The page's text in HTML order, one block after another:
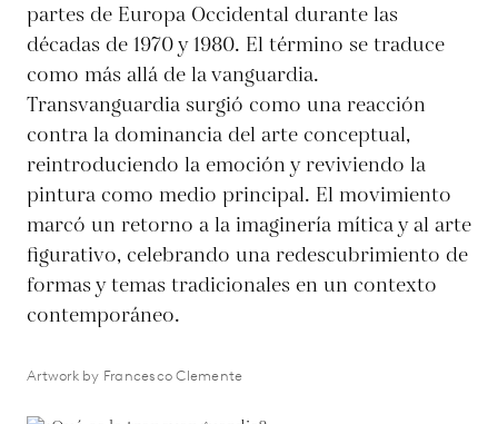
partes de Europa Occidental durante las
décadas de 1970 y 1980. El término se traduce
como más allá de la vanguardia.
Transvanguardia surgió como una reacción
contra la dominancia del arte conceptual,
reintroduciendo la emoción y reviviendo la
pintura como medio principal. El movimiento
marcó un retorno a la imaginería mítica y al arte
figurativo, celebrando una redescubrimiento de
formas y temas tradicionales en un contexto
contemporáneo.
Artwork by Francesco Clemente